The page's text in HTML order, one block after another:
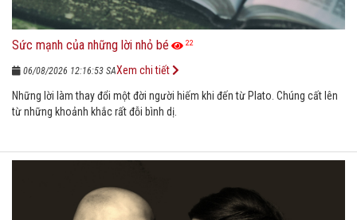
Sức mạnh của những lời nhỏ bé 22
06/08/2026 12:16:53 SA
Những lời làm thay đổi một đời người hiếm khi đến từ Plato. Chúng cất lên
từ những khoảnh khắc rất đỗi bình dị.
Xem chi tiết